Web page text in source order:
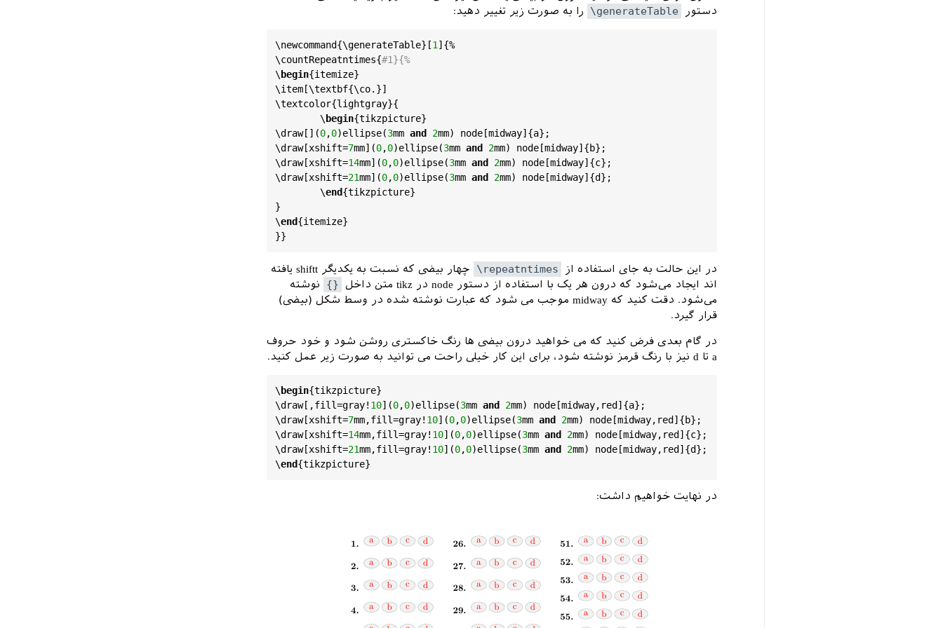
{ lightgray
\
tikzpicture
}
\draw []( 0 ) ellipse mm
\end tikzpicture
}}
\
itemize
}
}
\ begin document
\ def qCount
\ begin multicols *}{
}% عدد ۳ رو برای تغییر دادن تعداد ستون‌ها کم و زیاد کنید
\
generateTable qCount
\
end { multicols
\end { document
دستور
\generateTable را به صورت زیر تغییر دهید:
\newcommand{\generateTable}[1]{%
\countRepeatntimes{#1}{%
\ begin{itemize}
\item [\textbf{\co.}]
\textcolor{lightgray}{
	\
begin{tikzpicture}
\draw[](0,0)ellipse(3mm and 2mm) node [midway]{a};
\draw[xshift=7mm](0,0)ellipse(3mm and 2mm) node [midway]{b};
\draw[xshift=14mm](0,0)ellipse(3mm and 2mm) node [midway]{c};
\draw[xshift=21mm](0,0)ellipse(3mm and 2mm) node [midway]{d};
	\
end{tikzpicture}
}
\end{itemize}
در این حالت به جای استفاده از \repeatntimes
چهار بیضی که نسبت به یکدیگر shiftt یافته
اند ایجاد می‌شود که درون هر یک با استفاده از دستور node‌ در tikz متن داخل
{}
نوشته
می‌شود. دقت کنید که midway موجب می شود که عبارت نوشته شده در وسط شکل (بیضی)
قرار گیرد.
در گام بعدی فرض کنید که می خواهید درون بیضی ها رنگ خاکستری روشن شود و خود حروف
a تا d نیز با رنگ قرمز نوشته شود، برای این کار خیلی راحت می توانید به صورت زیر عمل کنید.
\ begin{tikzpicture}
\draw[,fill=gray! 10](0,0)ellipse(3mm and 2mm) node [midway, red ]{a};
\draw[xshift=7mm,fill=gray! 10](0,0)ellipse(3mm and 2mm) node [midway, red ]{b};
\draw[xshift=14mm,fill=gray! 10](0,0)ellipse(3mm and 2mm) node [midway, red ]{c};
\draw[xshift=21mm,fill=gray! 10](0,0)ellipse(3mm and 2mm) node [midway, red ]{d};
\end{tikzpicture
در نهایت خواهیم داشت: